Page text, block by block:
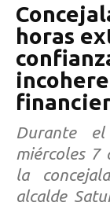
horas
Durante
miércoles 7
la
alcalde